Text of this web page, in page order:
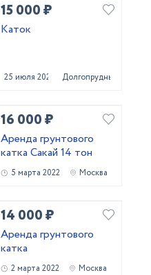
15 000 ₽
Каток
25 июля 2022 Долгопрудный
16 000 ₽
Аренда грунтового
катка Сакай 14 тон
5 марта 2022 Москва
14 000 ₽
Аренда грунтового
катка
2 марта 2022 Москва